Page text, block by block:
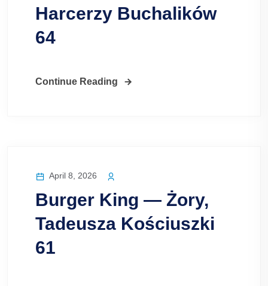
Harcerzy Buchalików
64
Continue Reading
April 8, 2026
Burger King — Żory,
Tadeusza Kościuszki
61